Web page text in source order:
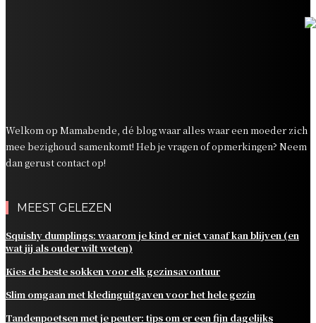
Welkom op Mamabende, dé blog waar alles waar een moeder zich
mee bezighoud samenkomt! Heb je vragen of opmerkingen? Neem
dan gerust contact op!
MEEST GELEZEN
Squishy dumplings: waarom je kind er niet vanaf kan blijven (en
wat jij als ouder wilt weten)
Kies de beste sokken voor elk gezinsavontuur
Slim omgaan met kledinguitgaven voor het hele gezin
Tandenpoetsen met je peuter: tips om er een fijn dagelijks